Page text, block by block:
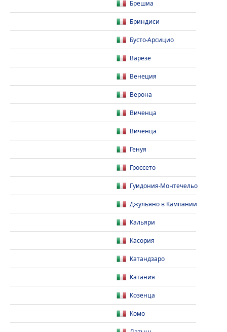
Брешиа
Бриндиси
Бусто-Арсицио
Варезе
Венеция
Верона
Виченца
Виченца
Генуя
Гроссето
Гуидония-Монтечельо
Джульяно в Кампании
Кальяри
Касория
Катандзаро
Катания
Козенца
Комо